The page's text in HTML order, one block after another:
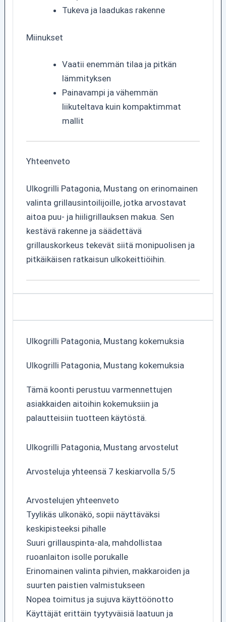
Tukeva ja laadukas rakenne
Miinukset
Vaatii enemmän tilaa ja pitkän
lämmityksen
Painavampi ja vähemmän
liikuteltava kuin kompaktimmat
mallit
Yhteenveto
Ulkogrilli Patagonia, Mustang on erinomainen
valinta grillausintoilijoille, jotka arvostavat
aitoa puu- ja hiiligrillauksen makua. Sen
kestävä rakenne ja säädettävä
grillauskorkeus tekevät siitä monipuolisen ja
pitkäikäisen ratkaisun ulkokeittiöihin.
Ulkogrilli Patagonia, Mustang kokemuksia
Ulkogrilli Patagonia, Mustang kokemuksia
Tämä koonti perustuu varmennettujen
asiakkaiden aitoihin kokemuksiin ja
palautteisiin tuotteen käytöstä.
Ulkogrilli Patagonia, Mustang arvostelut
Arvosteluja yhteensä 7 keskiarvolla 5/5
Arvostelujen yhteenveto
Tyylikäs ulkonäkö, sopii näyttäväksi
keskipisteeksi pihalle
Suuri grillauspinta-ala, mahdollistaa
ruoanlaiton isolle porukalle
Erinomainen valinta pihvien, makkaroiden ja
suurten paistien valmistukseen
Nopea toimitus ja sujuva käyttöönotto
Käyttäjät erittäin tyytyväisiä laatuun ja